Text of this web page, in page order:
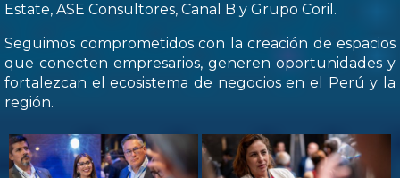
Estate, ASE Consultores, Canal B y Grupo Coril.
Seguimos comprometidos con la creación de espacios
que conecten empresarios, generen oportunidades y
fortalezcan el ecosistema de negocios en el Perú y la
región.